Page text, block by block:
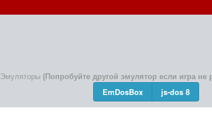
Эмуляторы (Попробуйте другой эмулятор если игра не
EmDosBox js-dos 8